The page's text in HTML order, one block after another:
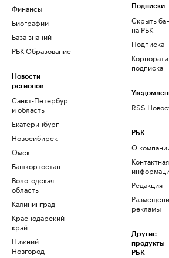
Финансы
Биографии
База знаний
РБК Образование
Новости
регионов
Санкт-Петербург
и область
Екатеринбург
Новосибирск
Омск
Башкортостан
Вологодская
область
Калининград
Краснодарский
край
Нижний
Новгород
Подписки
Скрыть
на РБК
Подписка
подписка
RSS
РБК
О
Контактная
Редакция
рекламы
Другие
продукты
РБК